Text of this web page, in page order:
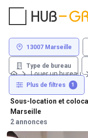
13007 Marseille
Type de bureau
Plus de filtres 1
Louer un bureau
Sous-location et
Marseille
2 annonces